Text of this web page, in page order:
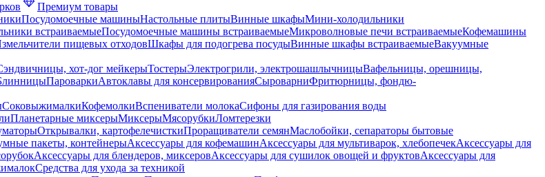
Премиум товары
Посудомоечные машиныНастольные плитыВинные шкафыМини-холодильники
встраиваемыеПосудомоечные машины встраиваемыеМикроволновые печи встраиваемыеКофемашины
пищевых отходовШкафы для подогрева посудыВинные шкафы встраиваемыеВакуумные
хот-дог мейкерыТостерыЭлектрогрили, электрошашлычницыВафельницы, орешницы,
ПароваркиАвтоклавы для консервированияСыроварниФритюрницы, фондю-
СоковыжималкиКофемолкиВспениватели молокаСифоны для газирования воды
Планетарные миксерыМиксерыМясорубкиЛомтерезки
Открывалки, картофелечисткиПроращиватели семянМаслобойки, сепараторы бытовые
пакеты, контейнерыАксессуары для кофемашинАксессуары для мультиварок, хлебопечекАксессуары для
Аксессуары для блендеров, миксеровАксессуары для сушилок овощей и фруктовАксессуары для
Средства для ухода за техникой